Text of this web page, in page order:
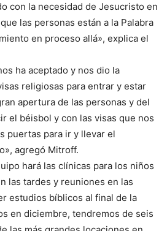
con la necesidad de Jesucristo en
las personas están a la Palabra
en proceso allá», explica el
ha aceptado y nos dio la
religiosas para entrar y estar
apertura de las personas y del
el béisbol y con las visas que nos
puertas para ir y llevar el
agregó Mitroff.
hará las clínicas para los niños
las tardes y reuniones en las
estudios bíblicos al final de la
en diciembre, tendremos de seis